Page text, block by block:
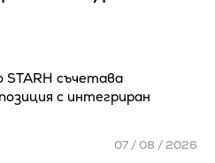
съчетава
с интегриран
07 / 08 / 2026